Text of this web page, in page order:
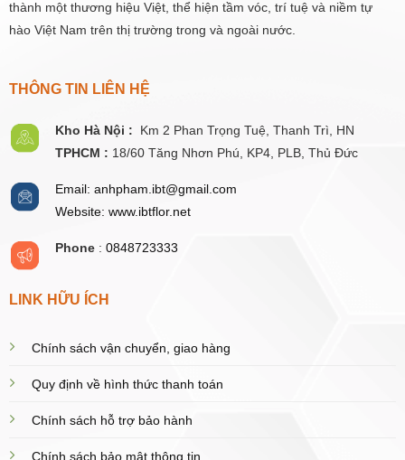
thành một thương hiệu Việt, thể hiện tầm vóc, trí tuệ và niềm tự
hào Việt Nam trên thị trường trong và ngoài nước.
THÔNG TIN LIÊN HỆ
Kho Hà Nội : Km 2 Phan Trọng Tuệ, Thanh Trì, HN
TPHCM : 18/60 Tăng Nhơn Phú, KP4, PLB, Thủ Đức
Email: anhpham.ibt@gmail.com
Website: www.ibtflor.net
Phone: 0848723333
LINK HỮU ÍCH
Chính sách vận chuyển, giao hàng
Quy định về hình thức thanh toán
Chính sách hỗ trợ bảo hành
Chính sách bảo mật thông tin